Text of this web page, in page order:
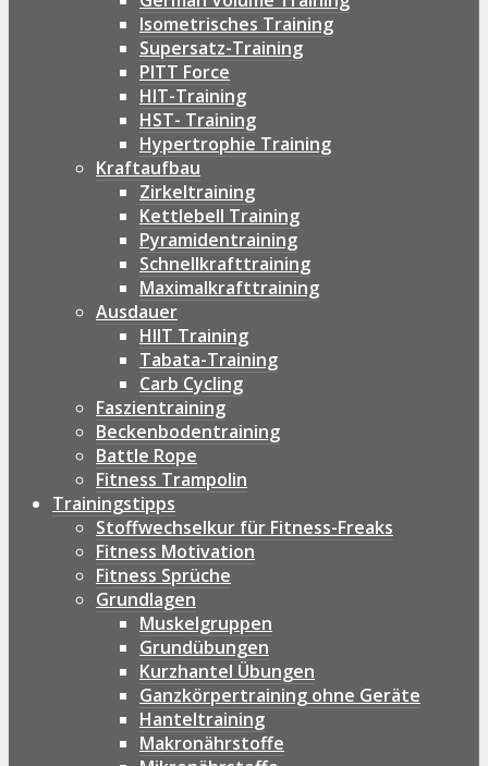
Isometrisches Training
Supersatz-Training
PITT Force
HIT-Training
HST- Training
Hypertrophie Training
Kraftaufbau
Zirkeltraining
Kettlebell Training
Pyramidentraining
Schnellkrafttraining
Maximalkrafttraining
Ausdauer
HIIT Training
Tabata-Training
Carb Cycling
Faszientraining
Beckenbodentraining
Battle Rope
Fitness Trampolin
Trainingstipps
Stoffwechselkur für Fitness-Freaks
Fitness Motivation
Fitness Sprüche
Grundlagen
Muskelgruppen
Grundübungen
Kurzhantel Übungen
Ganzkörpertraining ohne Geräte
Hanteltraining
Makronährstoffe